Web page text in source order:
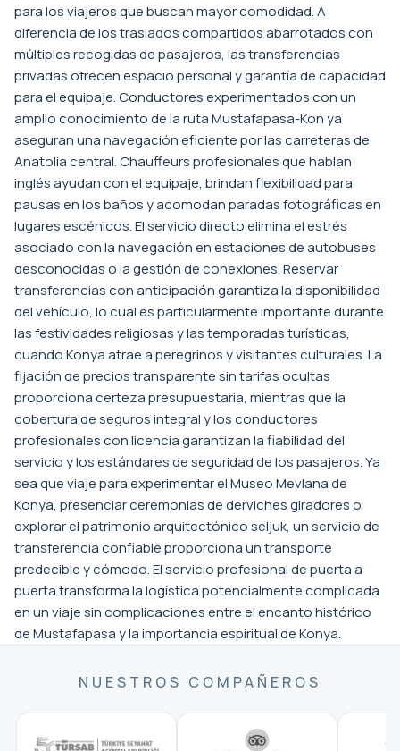
para los viajeros que buscan mayor comodidad. A
diferencia de los traslados compartidos abarrotados con
múltiples recogidas de pasajeros, las transferencias
privadas ofrecen espacio personal y garantía de capacidad
para el equipaje. Conductores experimentados con un
amplio conocimiento de la ruta Mustafapasa-Kon ya
aseguran una navegación eficiente por las carreteras de
Anatolia central. Chauffeurs profesionales que hablan
inglés ayudan con el equipaje, brindan flexibilidad para
pausas en los baños y acomodan paradas fotográficas en
lugares escénicos. El servicio directo elimina el estrés
asociado con la navegación en estaciones de autobuses
desconocidas o la gestión de conexiones. Reservar
transferencias con anticipación garantiza la disponibilidad
del vehículo, lo cual es particularmente importante durante
las festividades religiosas y las temporadas turísticas,
cuando Konya atrae a peregrinos y visitantes culturales. La
fijación de precios transparente sin tarifas ocultas
proporciona certeza presupuestaria, mientras que la
cobertura de seguros integral y los conductores
profesionales con licencia garantizan la fiabilidad del
servicio y los estándares de seguridad de los pasajeros. Ya
sea que viaje para experimentar el Museo Mevlana de
Konya, presenciar ceremonias de derviches giradores o
explorar el patrimonio arquitectónico seljuk, un servicio de
transferencia confiable proporciona un transporte
predecible y cómodo. El servicio profesional de puerta a
puerta transforma la logística potencialmente complicada
en un viaje sin complicaciones entre el encanto histórico
de Mustafapasa y la importancia espiritual de Konya.
NUESTROS COMPAÑEROS